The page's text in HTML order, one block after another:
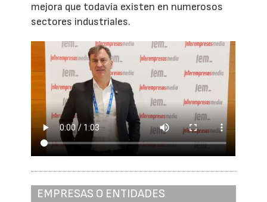
mejora que todavía existen en numerosos
sectores industriales.
EMPRESAS O ENTIDADES